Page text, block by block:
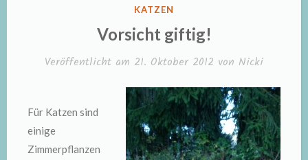
VERÖFFENTLICHT
KATZEN
Vorsicht giftig!
Veröffentlicht am 21. Oktober 2012 von Nicki
Für Katzen sind
einige
Zimmerpflanzen